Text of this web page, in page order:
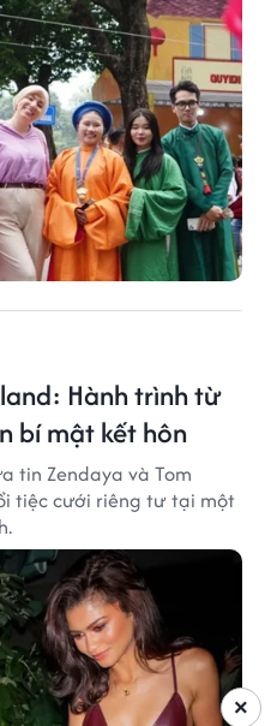
Hành trình từ
bí mật kết hôn
tin Zendaya và Tom
tiệc cưới riêng tư tại một
×